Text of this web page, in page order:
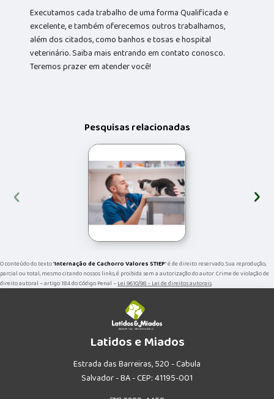
Executamos cada trabalho de uma forma Qualificada e
excelente, e também oferecemos outros trabalhamos,
além dos citados, como banhos e tosas e hospital
veterinário. Saiba mais entrando em contato conosco.
Teremos prazer em atender você!
Pesquisas relacionadas
‹ ›
O conteúdo do texto "Internação de Cachorro Valores STIEP" é de direito reservado. Sua reprodução,
parcial ou total, mesmo citando nossos links, é proibida sem a autorização do autor. Crime de violação de
direito autoral – artigo 184 do Código Penal –Lei 9610/98 - Lei de direitos autorais.
Latidos e Miados
Estrada das Barreiras, 520 - Cabula
Salvador - BA - CEP: 41195-001